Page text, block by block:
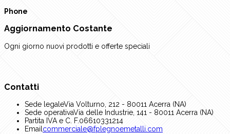
Phone
Aggiornamento Costante
Ogni giorno nuovi prodotti e offerte speciali
Contatti
Sede legaleVia Volturno, 212 - 80011 Acerra (NA)
Sede operativaVia delle Industrie, 141 - 80011 Acerra (NA)
Partita IVA e C. F.06610331214
Emailcommerciale@fplegnoemetalli.com